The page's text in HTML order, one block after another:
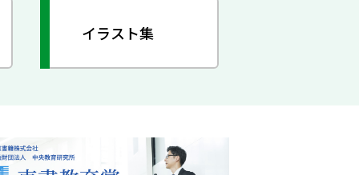
イラスト集